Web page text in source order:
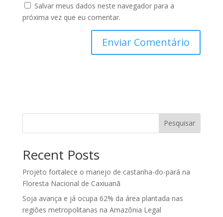
Salvar meus dados neste navegador para a
próxima vez que eu comentar.
Pesquisar
Recent Posts
Projeto fortalece o manejo de castanha-do-pará na
Floresta Nacional de Caxiuanã
Soja avança e já ocupa 62% da área plantada nas
regiões metropolitanas na Amazônia Legal